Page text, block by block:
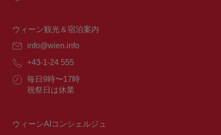
間：
ウィーン観光＆宿泊案内
E
ー
ル：
info@wien.info
電
番
号：
+43-1-24 555
営
業
毎日9時〜17時
祝祭日は休業
ウィーンAIコンシェルジュ